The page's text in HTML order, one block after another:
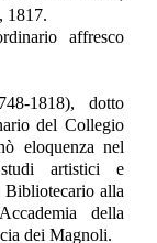
1817.
affresco
1818), dotto
del Collegio
eloquenza nel
artistici e
Bibliotecario alla
della
dei Magnoli.